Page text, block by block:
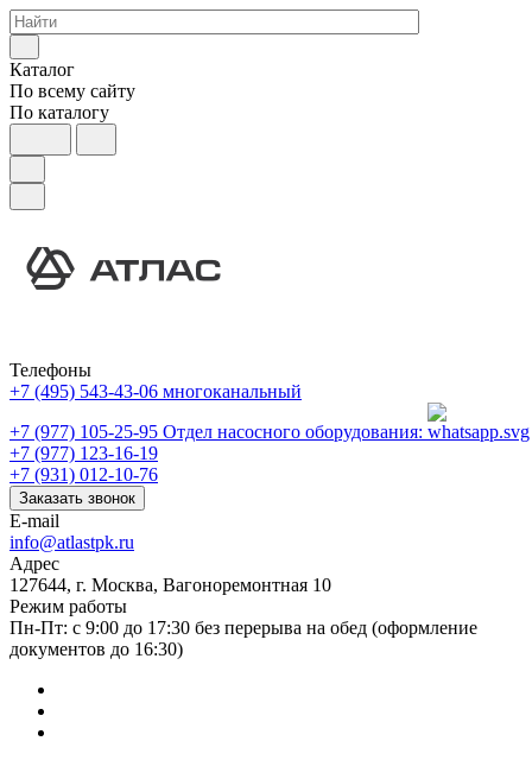
Каталог
По всему сайту
По каталогу
Телефоны
+7 (495) 543-43-06 многоканальный
+7 (977) 105-25-95 Отдел насосного оборудования:
+7 (977) 123-16-19
+7 (931) 012-10-76
Заказать звонок
E-mail
info@atlastpk.ru
Адрес
127644, г. Москва, Вагоноремонтная 10
Режим работы
Пн-Пт: с 9:00 до 17:30 без перерыва на обед (оформление
документов до 16:30)